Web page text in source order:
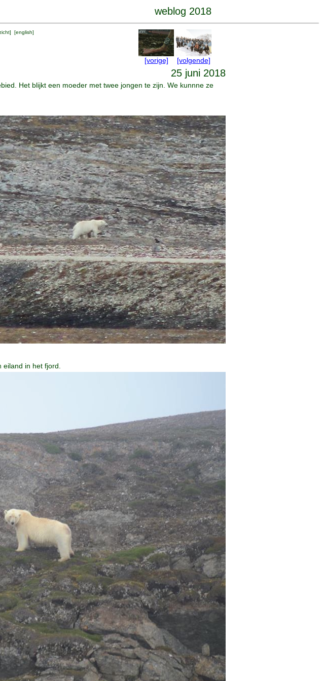
weblog 2018
] [english]
[vorige] [volgende]
25 juni 2018
Het blijkt een moeder met twee jongen te zijn. We kunnne ze
in het fjord.